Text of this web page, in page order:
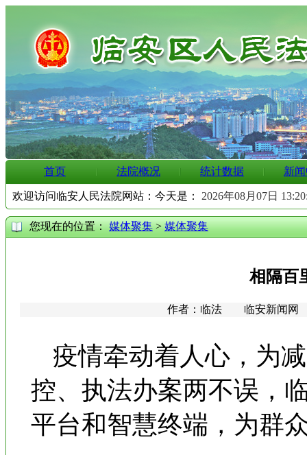
首页 法院概况 统计数据 新
欢迎访问临安人民法院网站：今天是： 2026年08月07日
您现在的位置：媒体聚集>媒体聚集
相隔百
作者：临法 临安新闻网
疫情牵动着人心，为
控、执法办案两不误，
平台和智慧终端，为群